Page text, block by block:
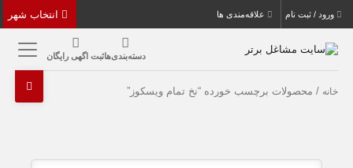
ورود / ثبت نام علاقه‌مندی ها
دسته‌بندی‌هاثبت اگهی رایگان
خانه / محصولات برچسب خورده “نخ تمام ویسکوز”